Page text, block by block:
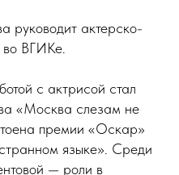
руководит актерско-
ВГИКе.
с актрисой стал
«Москва слезам не
премии «Оскар»
языке». Среди
— роли в